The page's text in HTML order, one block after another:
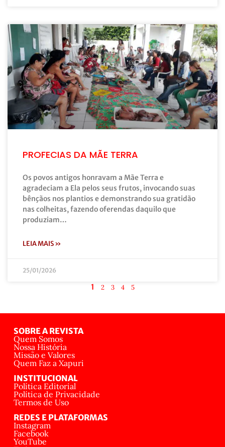
PROFECIAS DA MÃE TERRA
Os povos antigos honravam a Mãe Terra e
agradeciam a Ela pelos seus frutos, invocando suas
bênçãos nos plantios e demonstrando sua gratidão
nas colheitas, fazendo oferendas daquilo que
produziam…
LEIA MAIS »
25/01/2026
1 2 3 4 5
SOBRE A REVISTA
Quem Somos
Nossa História
Missão e Valores
Quem Faz a Xapuri
INSTITUCIONAL
Política Editorial
Política de Privacidade
Termos de Uso
REDES E PLATAFORMAS
Instagram
Facebook
YouTube